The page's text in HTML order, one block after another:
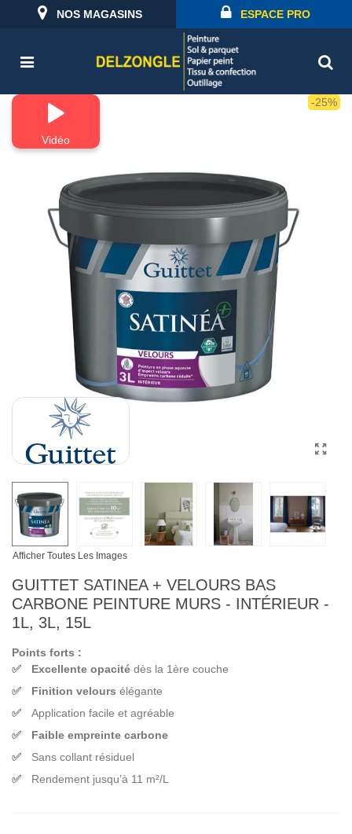
NOS MAGASINS ESPACE PRO
Vidéo
-25%
Afficher Toutes Les Images
GUITTET SATINEA + VELOURS BAS
CARBONE PEINTURE MURS - INTÉRIEUR -
1L, 3L, 15L
Points forts :
Excellente opacité dès la 1ère couche
Finition velours élégante
Application facile et agréable
Faible empreinte carbone
Sans collant résiduel
Rendement jusqu’à 11 m²/L